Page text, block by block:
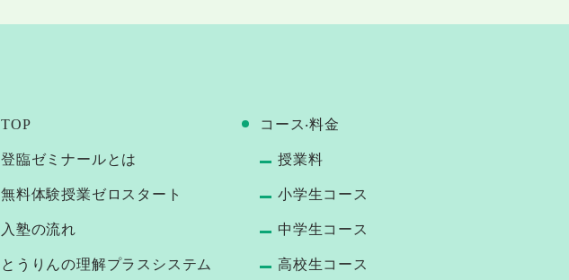
TOP
登臨ゼミナールとは
無料体験授業ゼロスタート
⼊塾の流れ
とうりんの理解プラスシステム
コース‧料⾦
授業料
小学生コース
中学生コース
高校生コース